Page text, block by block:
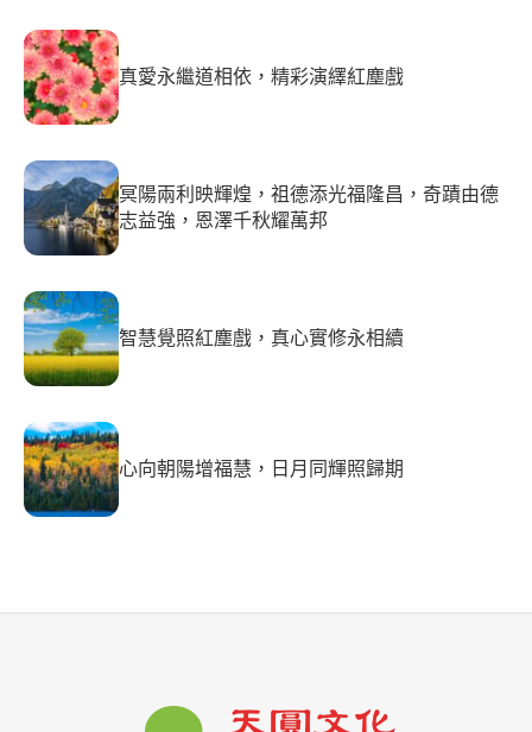
真愛永繼道相依，精彩演繹紅塵戲
冥陽兩利映輝煌，祖德添光福隆昌，奇蹟由德
志益強，恩澤千秋耀萬邦
智慧覺照紅塵戲，真心實修永相續
心向朝陽增福慧，日月同輝照歸期